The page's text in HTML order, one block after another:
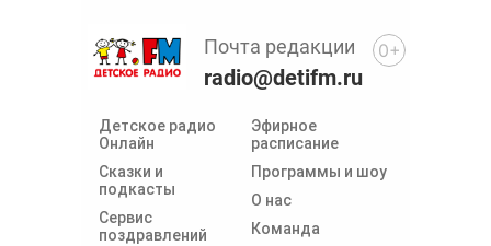
Детское радио
Онлайн
Сказки и
подкасты
Сервис
поздравлений
Эфирное
расписание
Программы и шоу
О нас
Команда
Почта редакции
radio@detifm.ru
0+